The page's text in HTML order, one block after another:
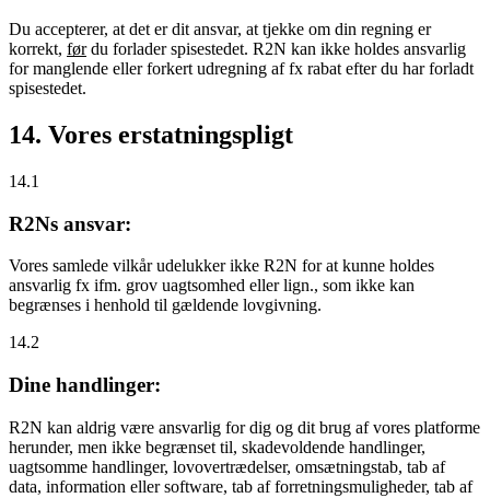
Du accepterer, at det er dit ansvar, at tjekke om din regning er
korrekt, førdu forlader spisestedet. R2N kan ikke holdes ansvarlig
for manglende eller forkert udregning af fx rabat efter du har forladt
spisestedet.
14. Vores erstatningspligt
14.1
R2Ns ansvar:
Vores samlede vilkår udelukker ikke R2N for at kunne holdes
ansvarlig fx ifm. grov uagtsomhed eller lign., som ikke kan
begrænses i henhold til gældende lovgivning.
14.2
Dine handlinger:
R2N kan aldrig være ansvarlig for dig og dit brug af vores platforme
herunder, men ikke begrænset til, skadevoldende handlinger,
uagtsomme handlinger, lovovertrædelser, omsætningstab, tab af
data, information eller software, tab af forretningsmuligheder, tab af